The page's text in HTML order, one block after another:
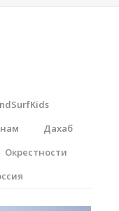
Дахаб
Окрестности